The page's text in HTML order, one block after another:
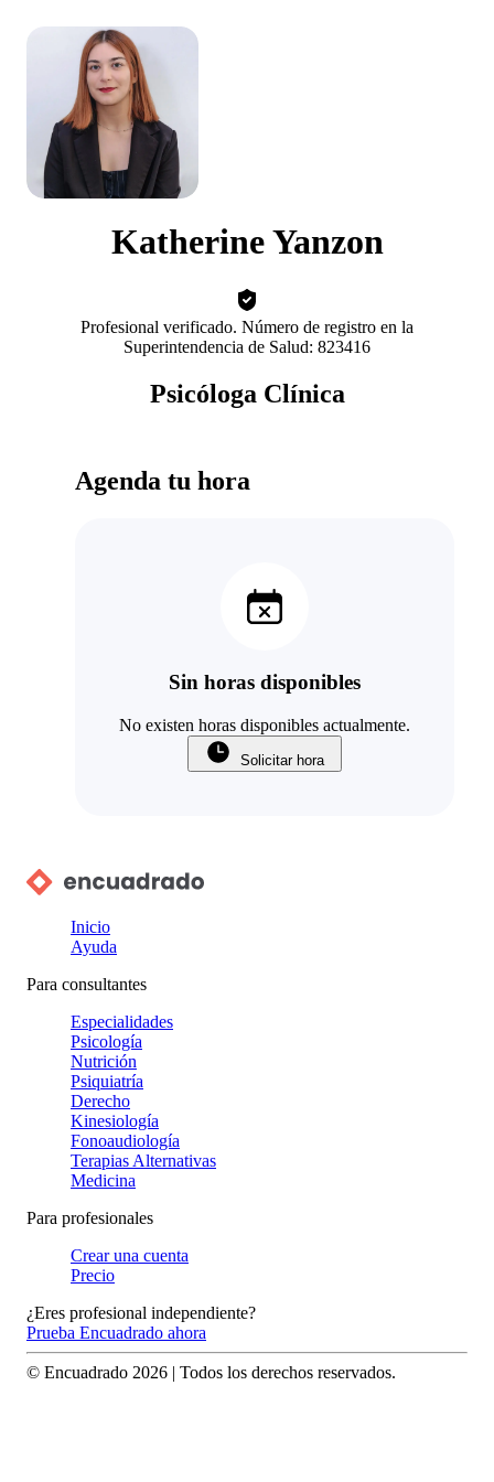
Katherine Yanzon
Profesional verificado. Número de registro en la
Superintendencia de Salud: 823416
Psicóloga Clínica
Agenda tu hora
Sin horas disponibles
No existen horas disponibles actualmente.
Solicitar hora
Inicio
Ayuda
Para consultantes
Especialidades
Psicología
Nutrición
Psiquiatría
Derecho
Kinesiología
Fonoaudiología
Terapias Alternativas
Medicina
Para profesionales
Crear una cuenta
Precio
¿Eres profesional independiente?
Prueba Encuadrado ahora
© Encuadrado 2026 | Todos los derechos reservados.